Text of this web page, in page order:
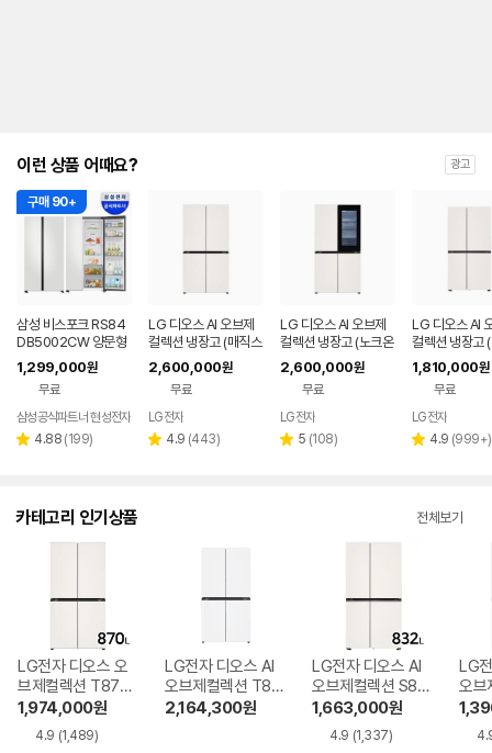
이런 상품 어때요? 광고
구매 90+
삼성 비스포크 RS84
DB5002CW 양문형
냉장고 900리터급 8
52L
1,299,000원
무료
삼성공식파트너 현성전자
별 4.88 리
(199)
LG 디오스 AI 오브제
컬렉션 냉장고 (매직스
페이스) T876MEE1
H1
2,600,000원
무료
LG전자
별 4.9 리
(443)
LG 디오스 AI 오브제
컬렉션 냉장고 (노크온
매직스페이스) T876
MEE412
2,600,000원
무료
LG전자
별 5 리
(108)
LG 디오스 AI
컬렉션 냉장고
형, 매직스페이
34MEE111
1,810,000원
무료
LG전자
별 4.9 리
(999+)
카테고리 인기상품 전체보기
LG전자 디오스 오
브제컬렉션 T873
MEE111
1,974,000원
4.9 (1,489)
LG전자 디오스 AI
오브제컬렉션 T87
6MQQ1H1
2,164,300원
LG전자 디오스 AI
오브제컬렉션 S83
4MEE111
1,663,000원
4.9 (1,337)
LG
오브